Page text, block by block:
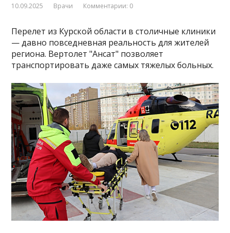
10.09.2025 Врачи Комментарии: 0
Перелет из Курской области в столичные клиники
— давно повседневная реальность для жителей
региона. Вертолет "Ансат" позволяет
транспортировать даже самых тяжелых больных.